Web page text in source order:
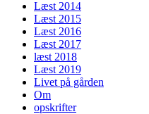
Læst 2014
Læst 2015
Læst 2016
Læst 2017
læst 2018
Læst 2019
Livet på gården
Om
opskrifter